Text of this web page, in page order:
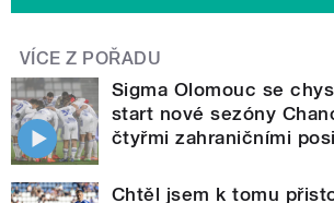
VÍCE Z POŘADU
Sigma Olomouc se
start nové sezóny
čtyřmi zahraničními
Chtěl jsem k tomu